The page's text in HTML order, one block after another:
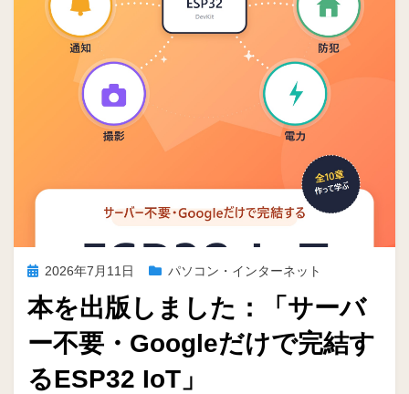
投
日:
2026年7月11日 パソコン・インターネット
本を出版しました：「サーバ
ー不要・Googleだけで完結す
るESP32 IoT」